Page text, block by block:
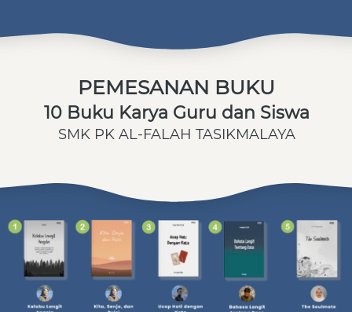
PEMESANAN BUKU
10 Buku Karya Guru dan Siswa
SMK PK AL-FALAH TASIKMALAYA